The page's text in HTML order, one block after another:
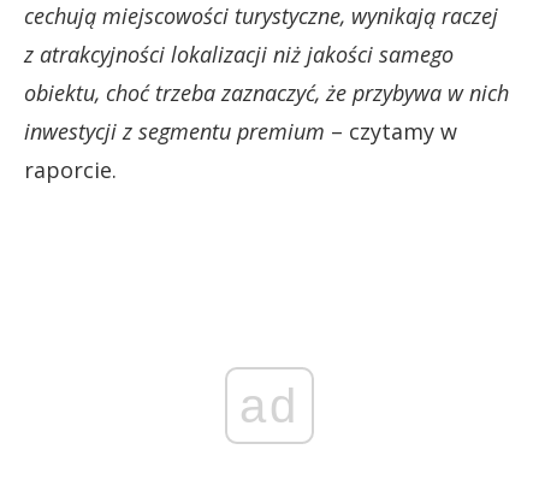
cechują miejscowości turystyczne, wynikają raczej
z atrakcyjności lokalizacji niż jakości samego
obiektu, choć trzeba zaznaczyć, że przybywa w nich
inwestycji z segmentu premium – czytamy w
raporcie.
ad